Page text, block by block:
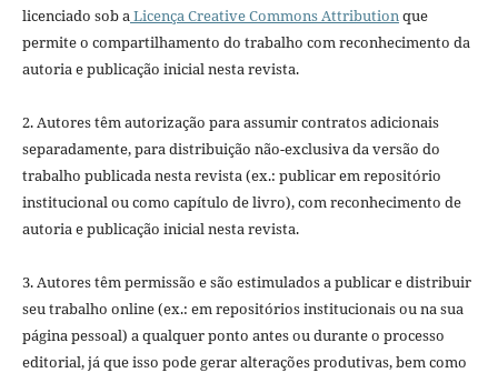
licenciado sob aLicença Creative Commons Attributionque
permite o compartilhamento do trabalho com reconhecimento da
autoria e publicação inicial nesta revista.
2. Autores têm autorização para assumir contratos adicionais
separadamente, para distribuição não-exclusiva da versão do
trabalho publicada nesta revista (ex.: publicar em repositório
institucional ou como capítulo de livro), com reconhecimento de
autoria e publicação inicial nesta revista.
3. Autores têm permissão e são estimulados a publicar e distribuir
seu trabalho online (ex.: em repositórios institucionais ou na sua
página pessoal) a qualquer ponto antes ou durante o processo
editorial, já que isso pode gerar alterações produtivas, bem como